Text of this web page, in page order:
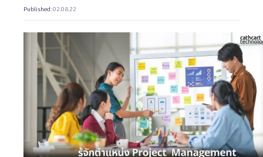
Published: 02.08.22